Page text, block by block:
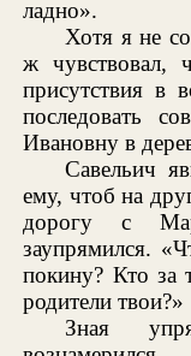
ладно».
Хотя я не
ж чувствовал,
присутствия в
последовать
Ивановну в
Савельич
ему, чтоб на
дорогу с
заупрямился.
покину? Кто за
родители твои?»
Зная